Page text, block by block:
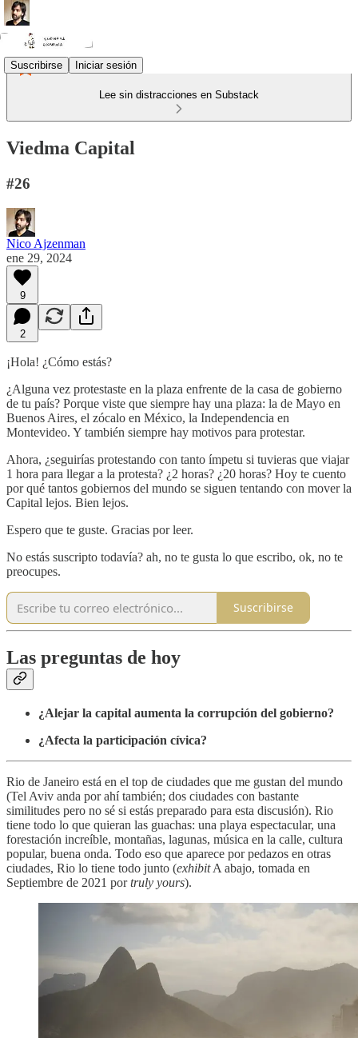
Suscribirse Iniciar sesión
Lee sin distracciones en Substack
Viedma Capital
#26
Nico Ajzenman
ene 29, 2024
9
2
¡Hola! ¿Cómo estás?
¿Alguna vez protestaste en la plaza enfrente de la casa de gobierno
de tu país? Porque viste que siempre hay una plaza: la de Mayo en
Buenos Aires, el zócalo en México, la Independencia en
Montevideo. Y también siempre hay motivos para protestar.
Ahora, ¿seguirías protestando con tanto ímpetu si tuvieras que viajar
1 hora para llegar a la protesta? ¿2 horas? ¿20 horas? Hoy te cuento
por qué tantos gobiernos del mundo se siguen tentando con mover la
Capital lejos. Bien lejos.
Espero que te guste. Gracias por leer.
No estás suscripto todavía? ah, no te gusta lo que escribo, ok, no te
preocupes.
Suscribirse
Las preguntas de hoy
¿Alejar la capital aumenta la corrupción del gobierno?
¿Afecta la participación cívica?
Rio de Janeiro está en el top de ciudades que me gustan del mundo
(Tel Aviv anda por ahí también; dos ciudades con bastante
similitudes pero no sé si estás preparado para esta discusión). Rio
tiene todo lo que quieran las guachas: una playa espectacular, una
forestación increíble, montañas, lagunas, música en la calle, cultura
popular, buena onda. Todo eso que aparece por pedazos en otras
ciudades, Rio lo tiene todo junto (exhibitA abajo, tomada en
Septiembre de 2021 portruly yours).